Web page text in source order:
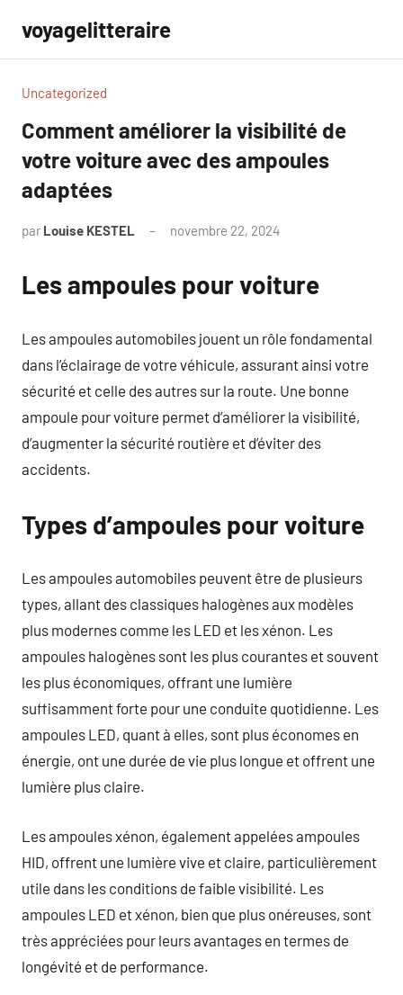
contenu
voyagelitteraire
Uncategorized
Comment améliorer la visibilité de
votre voiture avec des ampoules
adaptées
par Louise KESTEL novembre 22, 2024
Les ampoules pour voiture
Les ampoules automobiles jouent un rôle fondamental
dans l’éclairage de votre véhicule, assurant ainsi votre
sécurité et celle des autres sur la route. Une bonne
ampoule pour voiture permet d’améliorer la visibilité,
d’augmenter la sécurité routière et d’éviter des
accidents.
Types d’ampoules pour voiture
Les ampoules automobiles peuvent être de plusieurs
types, allant des classiques halogènes aux modèles
plus modernes comme les LED et les xénon. Les
ampoules halogènes sont les plus courantes et souvent
les plus économiques, offrant une lumière
suffisamment forte pour une conduite quotidienne. Les
ampoules LED, quant à elles, sont plus économes en
énergie, ont une durée de vie plus longue et offrent une
lumière plus claire.
Les ampoules xénon, également appelées ampoules
HID, offrent une lumière vive et claire, particulièrement
utile dans les conditions de faible visibilité. Les
ampoules LED et xénon, bien que plus onéreuses, sont
très appréciées pour leurs avantages en termes de
longévité et de performance.